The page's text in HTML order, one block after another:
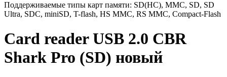
Поддерживаемые типы карт памяти: SD(HC), MMC, SD, SD
Ultra, SDC, miniSD, T-flash, HS MMC, RS MMC, Compact-Flash
Card reader USB 2.0 CBR
Shark Pro (SD) новый